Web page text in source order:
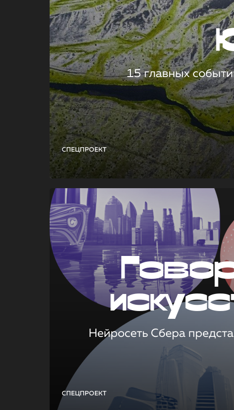
СПЕЦПРОЕКТ
15 главных
СПЕЦПРОЕКТ
Нейросеть Сбера